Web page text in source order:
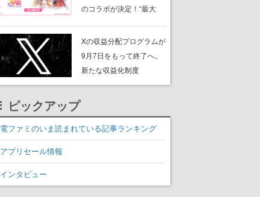
のコラボが決定！“最大
ンペーンなども発表
Xの収益分配プログラムが
9月7日をもって終了へ。
新たな収益化制度
「Original Content
ピックアップ
電ファミのいま読まれている記事ランキング
アプリセール情報
インタビュー